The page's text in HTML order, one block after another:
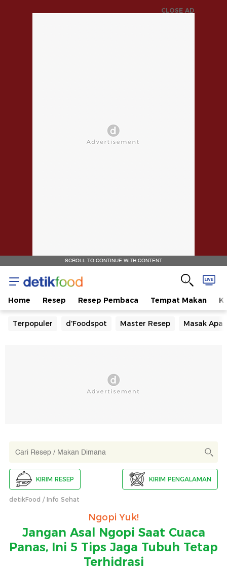
CLOSE AD
SCROLL TO CONTINUE WITH CONTENT
Home Resep Resep Pembaca Tempat Makan
Terpopuler d'Foodspot Master Resep Masak Apa
KIRIM RESEP KIRIM PENGALAMAN
detikFood Info Sehat
Ngopi Yuk!
Jangan Asal Ngopi Saat Cuaca
Panas, Ini 5 Tips Jaga Tubuh Tetap
Terhidrasi